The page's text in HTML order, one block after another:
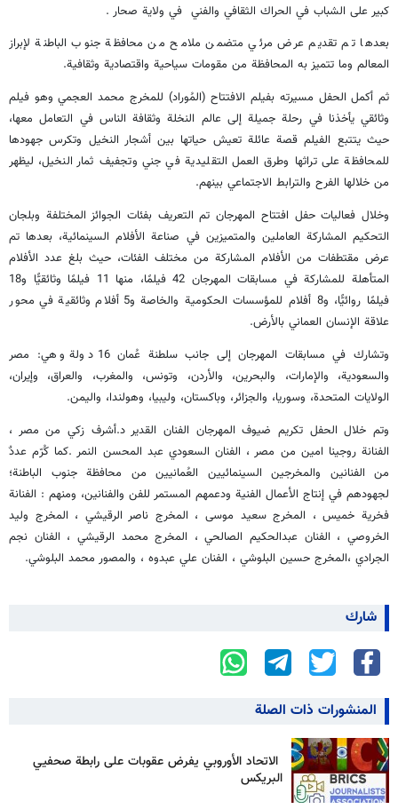
كبير على الشباب في الحراك الثقافي والفني في ولاية صحار .
بعدها تم تقديم عرض مرئي متضمن ملامح من محافظة جنوب الباطنة لإبراز
المعالم وما تتميز به المحافظة من مقومات سياحية واقتصادية وثقافية.
ثم أكمل الحفل مسيرته بفيلم الافتتاح (المُوراد) للمخرج محمد العجمي وهو فيلم
وثائقي يأخذنا في رحلة جميلة إلى عالم النخلة وثقافة الناس في التعامل معها،
حيث يتتبع الفيلم قصة عائلة تعيش حياتها بين أشجار النخيل وتكرس جهودها
للمحافظة على تراثها وطرق العمل التقليدية في جني وتجفيف ثمار النخيل، ليظهر
من خلالها الفرح والترابط الاجتماعي بينهم.
وخلال فعاليات حفل افتتاح المهرجان تم التعريف بفئات الجوائز المختلفة وبلجان
التحكيم المشاركة العاملين والمتميزين في صناعة الأفلام السينمائية، بعدها تم
عرض مقتطفات من الأفلام المشاركة من مختلف الفئات، حيث بلغ عدد الأفلام
المتأهلة للمشاركة في مسابقات المهرجان 42 فيلمًا، منها 11 فيلمًا وثائقيًّا و18
فيلمًا روائيًّا، و8 أفلام للمؤسسات الحكومية والخاصة و5 أفلام وثائقية في محور
علاقة الإنسان العماني بالأرض.
وتشارك في مسابقات المهرجان إلى جانب سلطنة عُمان 16 دولة وهي: مصر
والسعودية، والإمارات، والبحرين، والأردن، وتونس، والمغرب، والعراق، وإيران،
الولايات المتحدة، وسوريا، والجزائر، وباكستان، وليبيا، وهولندا، واليمن.
وتم خلال الحفل تكريم ضيوف المهرجان الفنان القدير د.أشرف زكي من مصر ،
الفنانة روجينا امين من مصر ، الفنان السعودي عبد المحسن النمر .كما كُرّم عددٌ
من الفنانين والمخرجين السينمائيين العُمانيين من محافظة جنوب الباطنة؛
لجهودهم في إنتاج الأعمال الفنية ودعمهم المستمر للفن والفنانين، ومنهم : الفنانة
فخرية خميس ، المخرج سعيد موسى ، المخرج ناصر الرقيشي ، المخرج وليد
الخروصي ، الفنان عبدالحكيم الصالحي ، المخرج محمد الرقيشي ، الفنان نجم
الجرادي ،المخرج حسين البلوشي ، الفنان علي عبدوه ، والمصور محمد البلوشي.
شارك
المنشورات ذات الصلة
الاتحاد الأوروبي يفرض عقوبات على رابطة صحفيي
البريكس